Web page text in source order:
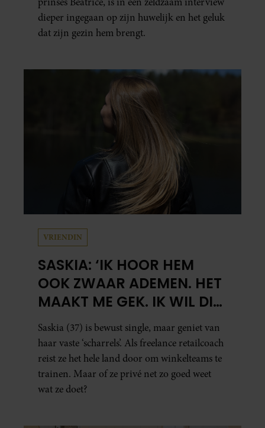
dieper ingegaan op zijn huwelijk en het geluk
dat zijn gezin hem brengt.
VRIENDIN
SASKIA: ‘IK HOOR HEM
OOK ZWAAR ADEMEN. HET
MAAKT ME GEK. IK WIL DIE
MAN.’
Saskia (37) is bewust single, maar geniet van
haar vaste ‘scharrels’. Als freelance retailcoach
reist ze het hele land door om winkelteams te
trainen. Maar of ze privé net zo goed weet
wat ze doet?